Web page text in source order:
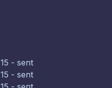
15 - sent
15 - sent